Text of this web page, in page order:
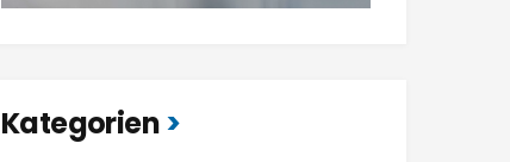
Kategorien